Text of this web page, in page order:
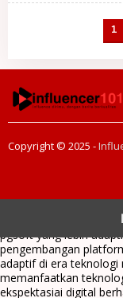
1
Copyright © 2025 -
menghadirkan inovasi
pgsoft yang lebih
pengembangan
adaptif di era teknologi
memanfaatkan
ekspektasiai digital